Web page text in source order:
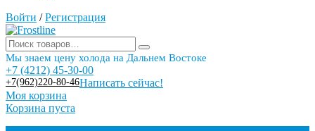
Войти / Регистрация
Мы знаем цену холода на Дальнем Востоке
+7 (4212) 45-30-00
+7(962)220-80-46Написать сейчас!
Моя корзина
Корзина пуста